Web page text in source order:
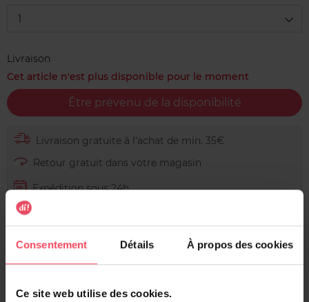
Consentement Détails À propos des cookies
Ce site web utilise des cookies.
1
Livraison
Cet article n'est plus disponible pour le moment
Être prévenu de la disponibilité
Livraison gratuite à l'achat de min. 35€
Retour gratuit dans votre magasin
Expédition sous 24h
Description
100% Clean beauty la formule de ce Baume réparateur